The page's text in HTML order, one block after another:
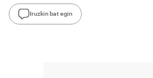
Iruzkin bat egin